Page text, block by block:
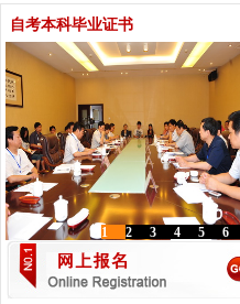
自考本科毕业证书
6
5
4
3
2
1